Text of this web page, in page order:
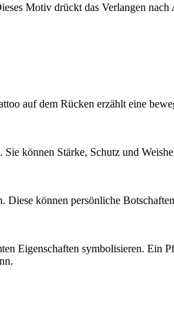
Motiv drückt das Verlangen nach
auf dem Rücken erzählt eine
können Stärke, Schutz und
können persönliche
Eigenschaften symbolisieren. Ein